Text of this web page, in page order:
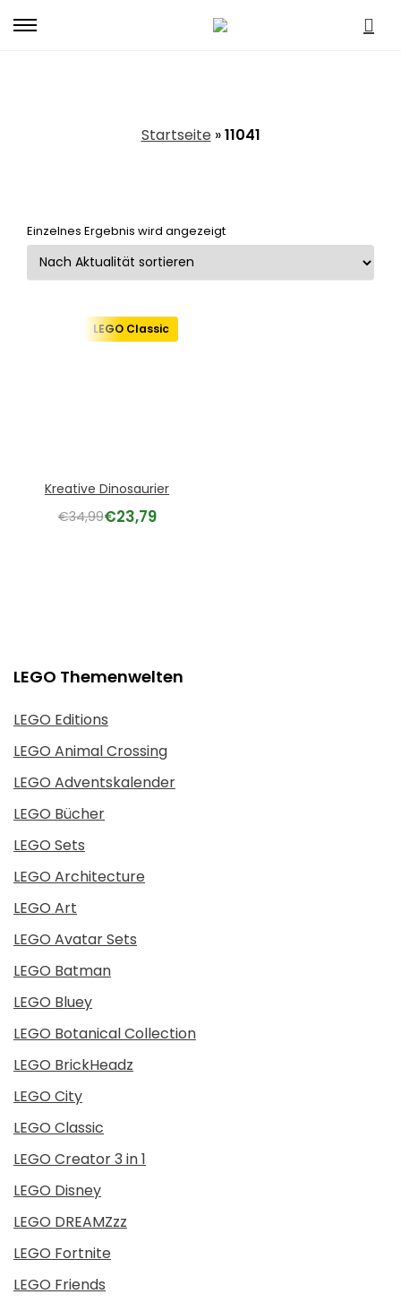
Menu
11041
Startseite»11041
Einzelnes Ergebnis wird angezeigt
LEGO Classic
Kreative Dinosaurier
€34,99€23,79
LEGO Themenwelten
LEGO Editions
LEGO Animal Crossing
LEGO Adventskalender
LEGO Bücher
LEGO Sets
LEGO Architecture
LEGO Art
LEGO Avatar Sets
LEGO Batman
LEGO Bluey
LEGO Botanical Collection
LEGO BrickHeadz
LEGO City
LEGO Classic
LEGO Creator 3 in 1
LEGO Disney
LEGO DREAMZzz
LEGO Fortnite
LEGO Friends